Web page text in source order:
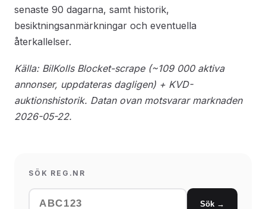
senaste 90 dagarna, samt historik,
besiktningsanmärkningar och eventuella
återkallelser.
Källa: BilKolls Blocket-scrape (~109 000 aktiva
annonser, uppdateras dagligen) + KVD-
auktionshistorik. Datan ovan motsvarar marknaden
2026-05-22.
SÖK REG.NR
Sök →